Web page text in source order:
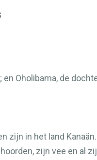
Oholibama, de
zijn in het land Kanaän.
zijn vee en al